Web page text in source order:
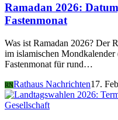
Ramadan 2026:
Fastenmonat
Was ist Ramadan 2026? Der
im islamischen
Fastenmonat für rund…
RNRathaus Nachrichten17.
Gesellschaft